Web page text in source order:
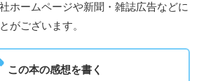
ホームページや新聞・雑誌広告などに
がございます。
この本の感想を書く